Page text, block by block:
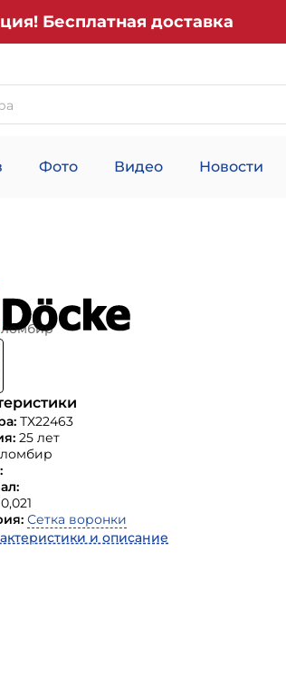
Бесплатная доставка
Фото Видео Новости
ТХ22463
25 лет
0,021
Сетка воронки
и описание